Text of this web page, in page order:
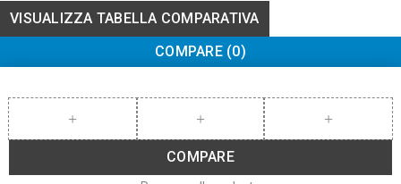
VISUALIZZA TABELLA COMPARATIVA
COMPARE (0)
COMPARE